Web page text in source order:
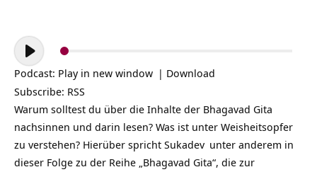
Audio-
Player
Podcast: Play in new window | Download
Subscribe: RSS
Warum solltest du über die Inhalte der Bhagavad Gita
nachsinnen und darin lesen? Was ist unter Weisheitsopfer
zu verstehen? Hierüber spricht Sukadev unter anderem in
dieser Folge zu der Reihe „Bhagavad Gita“, die zur